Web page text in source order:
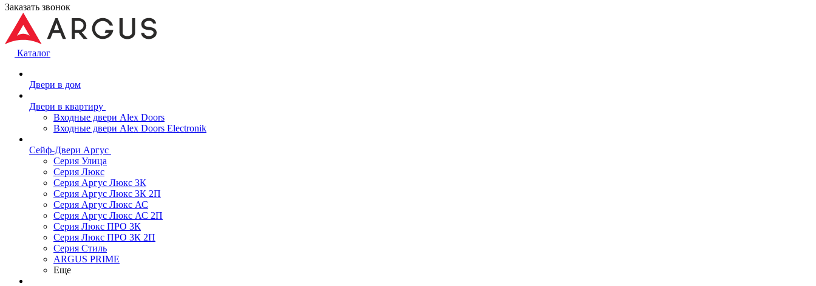
Заказать звонок
Каталог
Двери в дом
Двери в квартиру
Входные двери Alex Doors
Входные двери Alex Doors Electronik
Сейф-Двери Аргус
Серия Улица
Серия Люкс
Серия Аргус Люкс 3К
Серия Аргус Люкс 3К 2П
Серия Аргус Люкс АС
Серия Аргус Люкс АС 2П
Серия Люкс ПРО 3К
Серия Люкс ПРО 3К 2П
Серия Стиль
ARGUS PRIME
Еще